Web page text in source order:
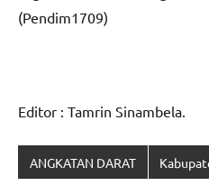
(Pendim1709)
Editor : Tamrin Sinambela.
ANGKATAN DARAT